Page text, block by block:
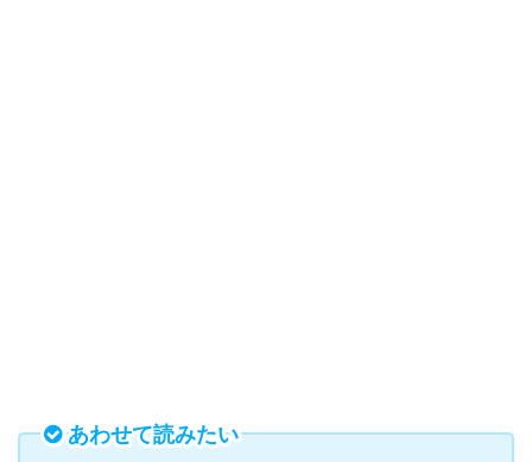
あわせて読みたい